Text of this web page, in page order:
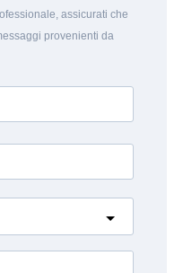
assicurati che
provenienti da